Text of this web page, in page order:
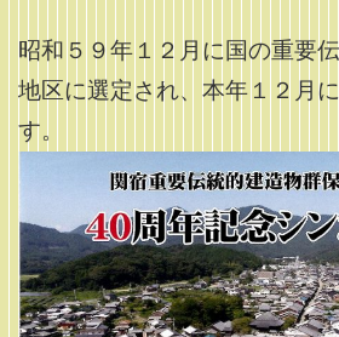
昭和５９年１２月に国の重要
地区に選定され、本年１２月
す。